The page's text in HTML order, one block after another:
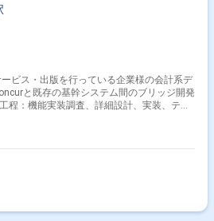
ビス・出版を行っている企業様の会計系デ
と既存の基幹システム間のブリッジ開発